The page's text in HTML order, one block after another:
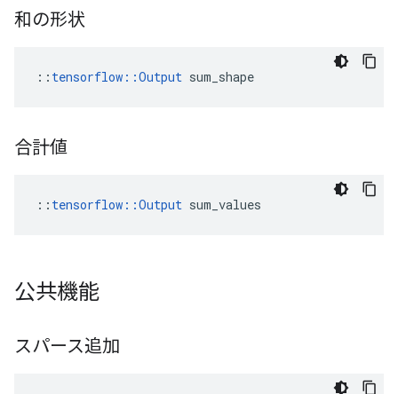
和の形状
:: tensorflow::Output sum_shape
合計値
:: tensorflow::Output sum_values
公共機能
スパース追加